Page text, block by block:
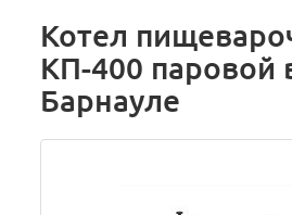
Котел
КП-400 паровой
Барнауле